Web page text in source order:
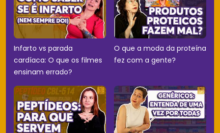
Infarto vs parada
cardíaca: O que os filmes
ensinam errado?
O que a moda da proteína
fez com a gente?